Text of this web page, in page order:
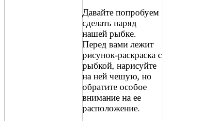
Давайте попробуем
сделать наряд
нашей рыбке.
Перед вами лежит
рисунок-раскраска с
рыбкой, нарисуйте
на ней чешую, но
обратите особое
внимание на ее
расположение.